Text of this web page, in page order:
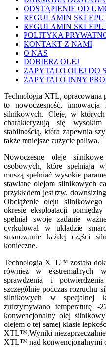
ODSTĄPIENIE OD
REGULAMIN SKLEPU
REGULAMIN SKLEPU
POLITYKA
KONTAKT Z NAMI
O NAS
DOBIERZ OLEJ
ZAPYTAJ O OLEJ DO
ZAPYTAJ O INNY
Technologia XTL, opracowana
to nowoczesność,
silnikowych. Oleje, w
charakteryzują się
stabilnością, która zapewnia
także mniejsze zużycie paliwa.
Nowoczesne oleje
osobowych, które spełniają
muszą spełniać wysokie
stawiane olejom silnikowych
przykładem jest tzw.
Obciążenie oleju
okresie eksploatacji
spełniał swoje zadanie
cyrkulował w układzie
smarowanie każdej części
konieczne.
Technologia XTL™ została
również w ekstremalnych
sprawdzenia i
szczególnie podczas rozruchu
silnikowych w specjalnej
zutrzymywano temperaturę
konwencjonalny olej
olejem o tej samej klasie
XTL™.Wyniki niezaprzeczalnie
XTL™ nad konwencjonalnymi